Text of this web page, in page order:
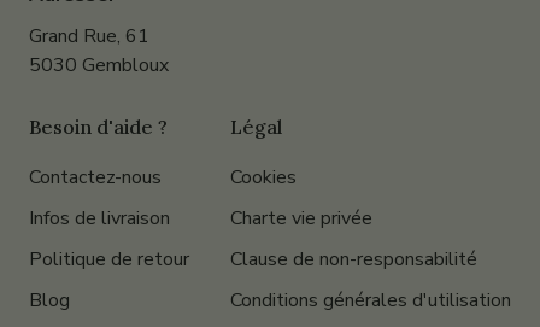
Grand Rue, 61
5030 Gembloux
Besoin d'aide ?
Contactez-nous
Infos de livraison
Politique de retour
Blog
Légal
Cookies
Charte vie privée
Clause de non-responsabilité
Conditions générales d'utilisation